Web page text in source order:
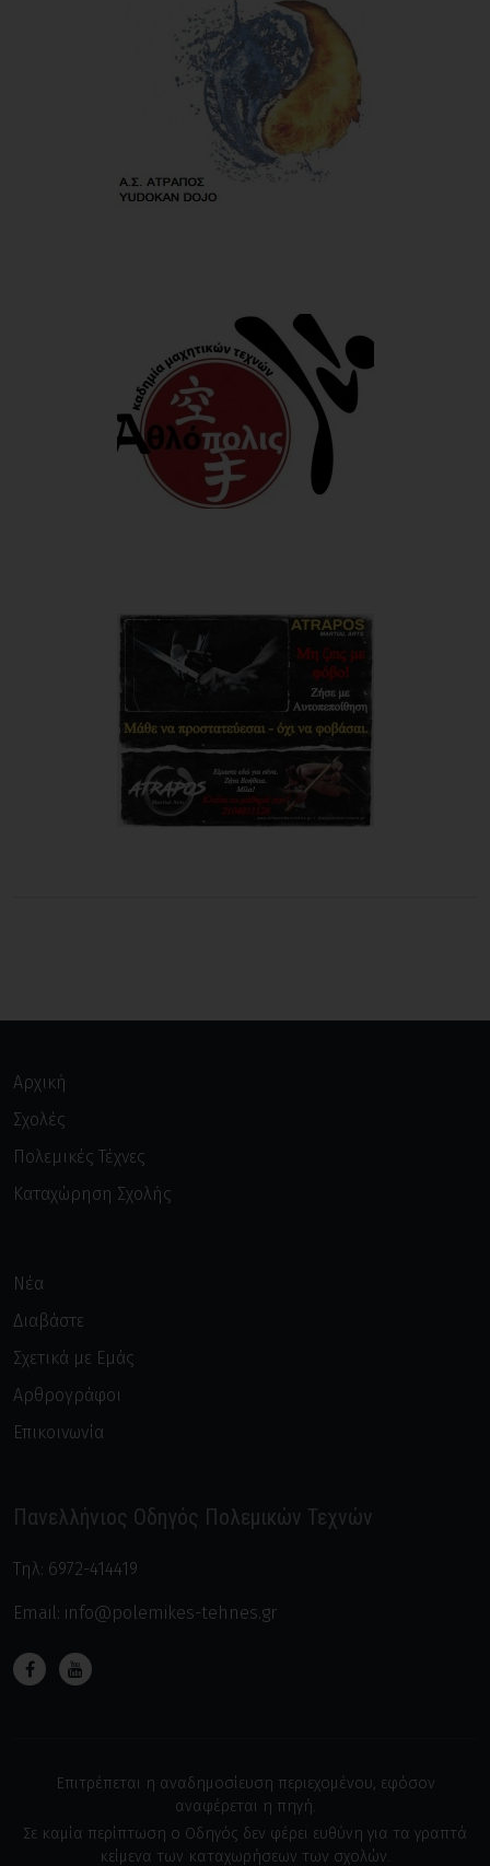
Αρχική
Σχολές
Πολεμικές Τέχνες
Καταχώρηση Σχολής
Νέα
Διαβάστε
Σχετικά με Εμάς
Αρθρογράφοι
Επικοινωνία
Πανελλήνιος Οδηγός Πολεμικών Τεχνών
Τηλ: 6972-414419
Email: info@polemikes-tehnes.gr
Επιτρέπεται η αναδημοσίευση περιεχομένου, εφόσον
αναφέρεται η πηγή.
Σε καμία περίπτωση ο Οδηγός δεν φέρει ευθύνη για τα γραπτά
κείμενα των καταχωρήσεων των σχολών.